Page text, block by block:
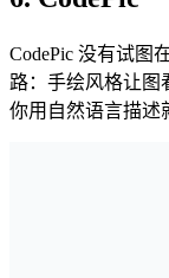
CodePic 没有试图
路：手绘风格让图
你用自然语言描述